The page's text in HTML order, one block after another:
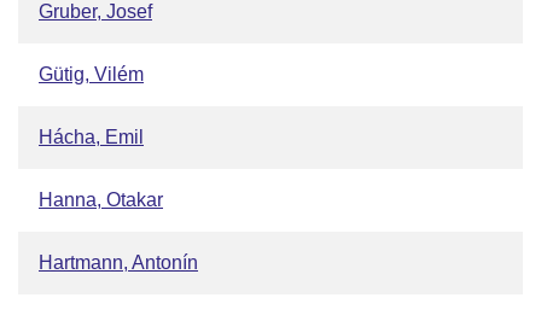
Gruber, Josef
Gütig, Vilém
Hácha, Emil
Hanna, Otakar
Hartmann, Antonín